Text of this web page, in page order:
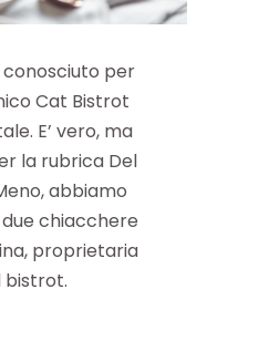
conosciuto per
Cat Bistrot
E’ vero, ma
la rubrica Del
abbiamo
chiacchere
proprietaria
bistrot.